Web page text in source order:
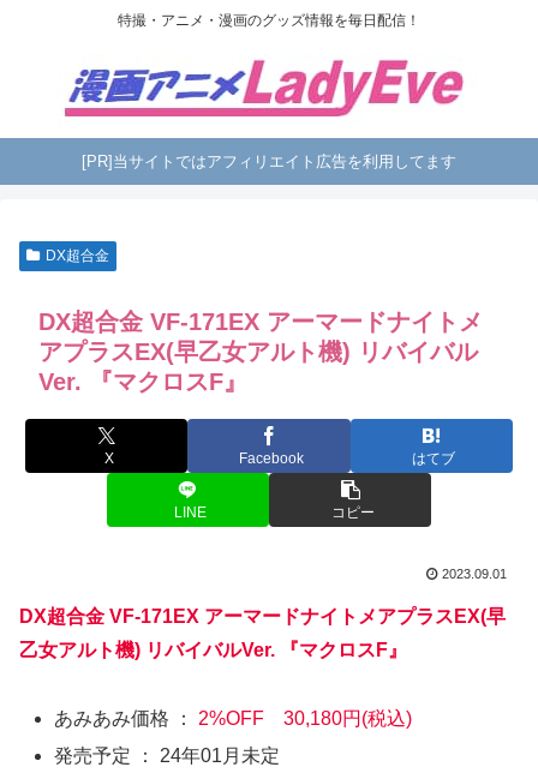
特撮・アニメ・漫画のグッズ情報を毎日配信！
[PR]当サイトではアフィリエイト広告を利用してます
DX超合金
DX超合金 VF-171EX アーマードナイトメ
アプラスEX(早乙女アルト機) リバイバル
Ver. 『マクロスF』
X Facebook はてブ
LINE コピー
2023.09.01
DX超合金 VF-171EX アーマードナイトメアプラスEX(早
乙女アルト機) リバイバルVer. 『マクロスF』
あみあみ価格 ： 2%OFF 30,180円(税込)
発売予定 ： 24年01月未定